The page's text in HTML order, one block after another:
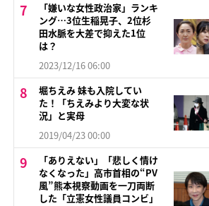
「嫌いな女性政治家」ランキ
ング…3位生稲晃子、2位杉
田水脈を大差で抑えた1位
は？
2023/12/16 06:00
堀ちえみ 妹も入院してい
た！「ちえみより大変な状
況」と実母
2019/04/23 00:00
「ありえない」「悲しく情け
なくなった」高市首相の“PV
風”熊本視察動画を一刀両断
した「立憲女性議員コンビ」